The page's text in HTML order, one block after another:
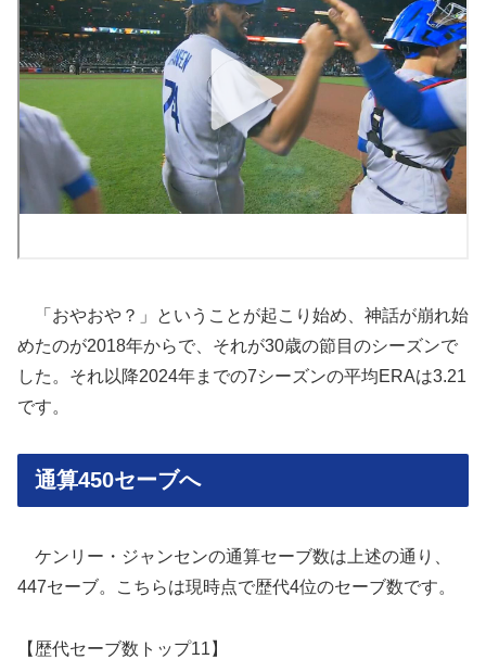
「おやおや？」ということが起こり始め、神話が崩れ始
めたのが2018年からで、それが30歳の節目のシーズンで
した。それ以降2024年までの7シーズンの平均ERAは3.21
です。
通算450セーブへ
ケンリー・ジャンセンの通算セーブ数は上述の通り、
447セーブ。こちらは現時点で歴代4位のセーブ数です。
【歴代セーブ数トップ11】